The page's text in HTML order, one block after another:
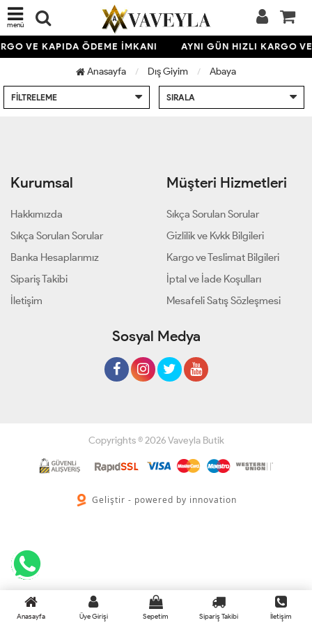
menü
VE KAPIDA ÖDEME İMKANI AYNI GÜN HIZLI KARGO
Anasayfa Dış Giyim Abaya
FILTRELEME SIRALA
Kurumsal
Hakkımızda
Sıkça Sorulan Sorular
Banka Hesaplarımız
Sipariş Takibi
İletişim
Müşteri Hizmetleri
Sıkça Sorulan Sorular
Gizlilik ve Kvkk Bilgileri
Kargo ve Teslimat Bilgileri
İptal ve İade Koşulları
Mesafeli Satış Sözleşmesi
Sosyal Medya
Copyrights © 2026 Vaveyla Butik
Geliştir - powered by innovation
Anasayfa Üye Girişi Sepetim Sipariş Takibi İletişim